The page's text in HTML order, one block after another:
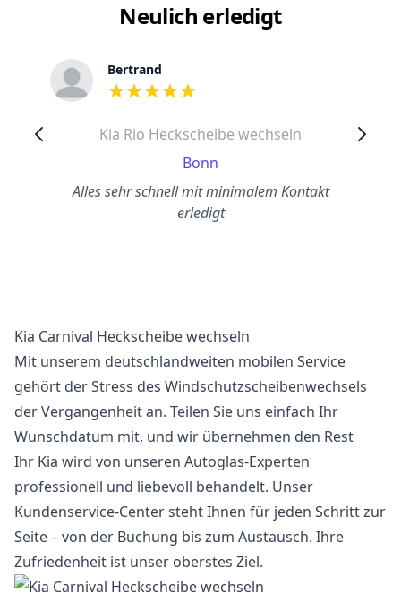
Neulich erledigt
Bertrand
out of 5 stars
Kia Rio Heckscheibe wechseln
Bonn
Alles sehr schnell mit minimalem Kontakt
erledigt
Kia Carnival Heckscheibe wechseln
Mit unserem deutschlandweiten mobilen Service
gehört der Stress des Windschutzscheibenwechsels
der Vergangenheit an. Teilen Sie uns einfach Ihr
Wunschdatum mit, und wir übernehmen den Rest
Ihr Kia wird von unseren Autoglas-Experten
professionell und liebevoll behandelt. Unser
Kundenservice-Center steht Ihnen für jeden Schritt zur
Seite – von der Buchung bis zum Austausch. Ihre
Zufriedenheit ist unser oberstes Ziel.